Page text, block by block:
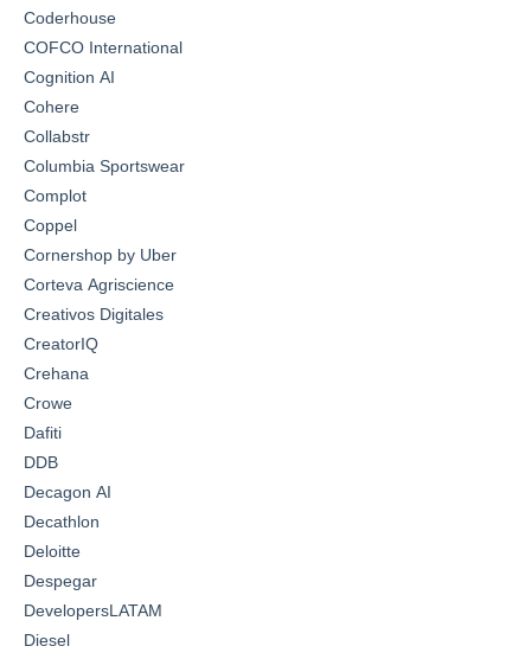
Coderhouse
COFCO International
Cognition AI
Cohere
Collabstr
Columbia Sportswear
Complot
Coppel
Cornershop by Uber
Corteva Agriscience
Creativos Digitales
CreatorIQ
Crehana
Crowe
Dafiti
DDB
Decagon AI
Decathlon
Deloitte
Despegar
DevelopersLATAM
Diesel